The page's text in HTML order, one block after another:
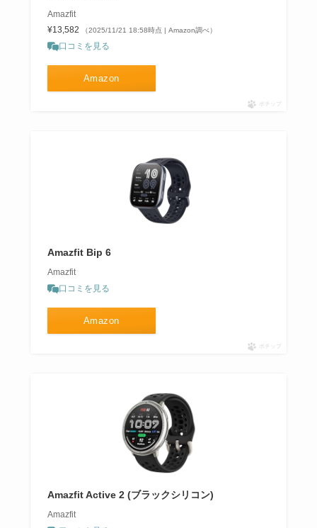
Amazfit
¥13,582
（2025/11/21 18:58時点 | Amazon調べ）
口コミを見る
Amazon
ポチップ
Amazfit Bip 6
Amazfit
口コミを見る
Amazon
ポチップ
Amazfit Active 2 (ブラックシリコン)
Amazfit